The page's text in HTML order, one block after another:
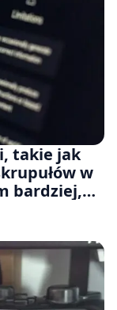
takie jak
w
bardziej,